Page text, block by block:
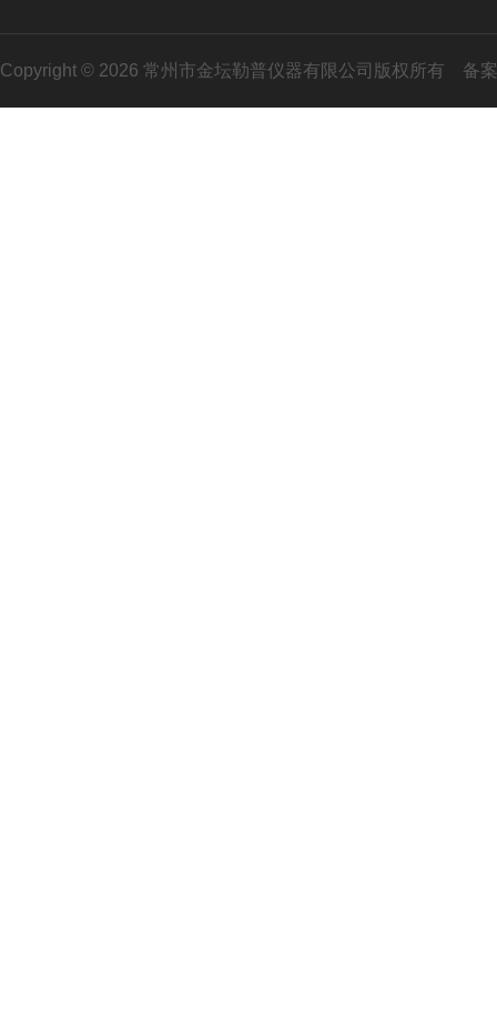
Copyright © 2026 常州市金坛勒普仪器有限公司版权所有 备